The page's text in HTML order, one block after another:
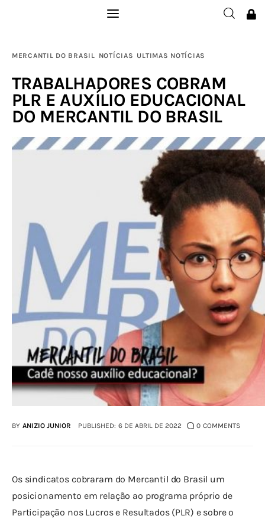
Filie-se
Publicações
Galerias
Contatos
MERCANTIL DO BRASIL NOTÍCIAS ULTIMAS NOTÍCIAS
TRABALHADORES COBRAM
PLR E AUXÍLIO EDUCACIONAL
DO MERCANTIL DO BRASIL
BY ANIZIO JUNIOR PUBLISHED: 6 DE ABRIL DE 2022 0 COMMENTS
Os sindicatos cobraram do Mercantil do Brasil um
posicionamento em relação ao programa próprio de
Participação nos Lucros e Resultados (PLR) e sobre o